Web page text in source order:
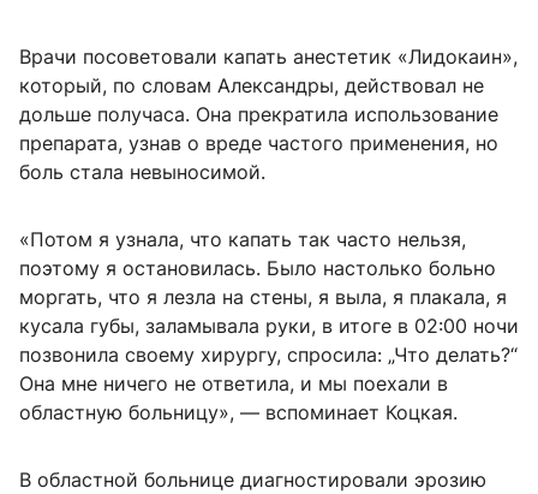
Врачи посоветовали капать анестетик «Лидокаин»,
который, по словам Александры, действовал не
дольше получаса. Она прекратила использование
препарата, узнав о вреде частого применения, но
боль стала невыносимой.
«Потом я узнала, что капать так часто нельзя,
поэтому я остановилась. Было настолько больно
моргать, что я лезла на стены, я выла, я плакала, я
кусала губы, заламывала руки, в итоге в 02:00 ночи
позвонила своему хирургу, спросила: „Что делать?“
Она мне ничего не ответила, и мы поехали в
областную больницу», — вспоминает Коцкая.
В областной больнице диагностировали эрозию